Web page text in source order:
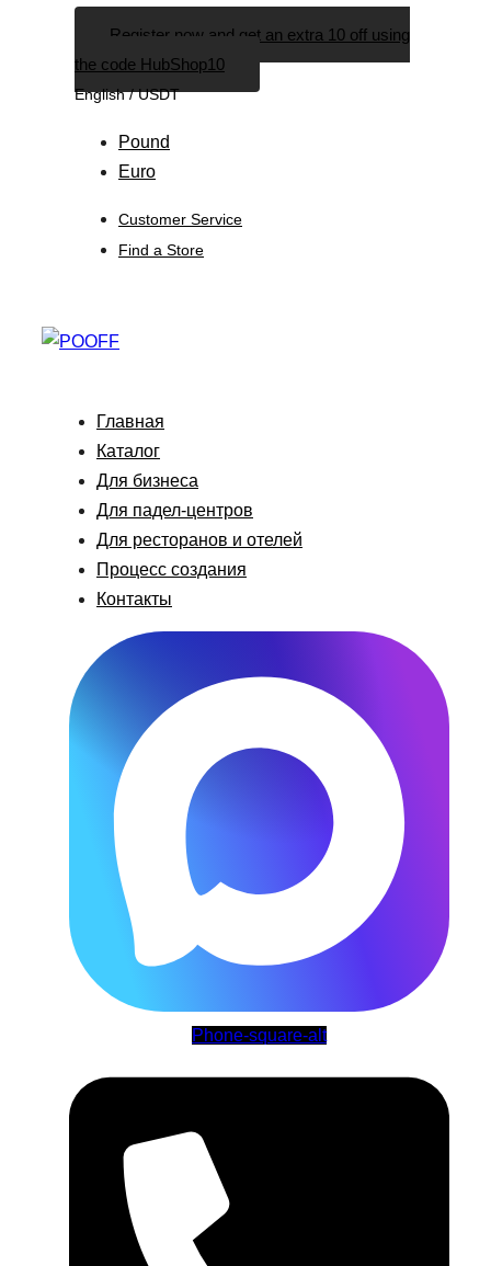
Register now and get an extra 10 off using
the code HubShop10
English / USDT
Pound
Euro
Customer Service
Find a Store
Главная
Каталог
Для бизнеса
Для падел-центров
Для ресторанов и отелей
Процесс создания
Контакты
Phone-square-alt